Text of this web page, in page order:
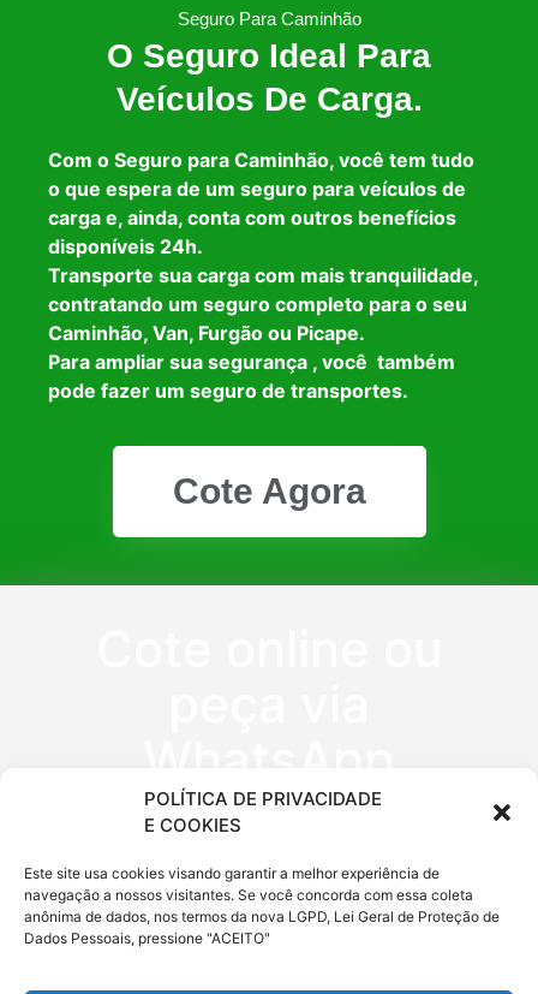
POLÍTICA DE PRIVACIDADE
E COOKIES
Este site usa cookies visando garantir a melhor experiência de
navegação a nossos visitantes. Se você concorda com essa coleta
anônima de dados, nos termos da nova LGPD, Lei Geral de Proteção de
Dados Pessoais, pressione "ACEITO"
Seguro Para Caminhão
O Seguro Ideal Para
Veículos De Carga.
Com o Seguro para Caminhão, você tem tudo
o que espera de um seguro para veículos de
carga e, ainda, conta com outros benefícios
disponíveis 24h.
Transporte sua carga com mais tranquilidade,
contratando um seguro completo para o seu
Caminhão, Van, Furgão ou Picape.
Para ampliar sua segurança , você também
pode fazer um seguro de transportes.
Cote Agora
(11) 9 6620
0333